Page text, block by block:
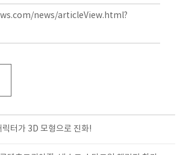
news/articleView.html?
릭터가 3D 모형으로 진화!